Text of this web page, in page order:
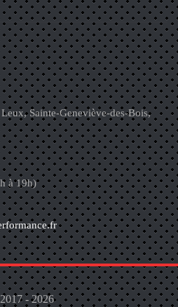
Sainte-Geneviève-des-Bois,
à 19h)
- 2026